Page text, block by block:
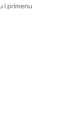
i primenu